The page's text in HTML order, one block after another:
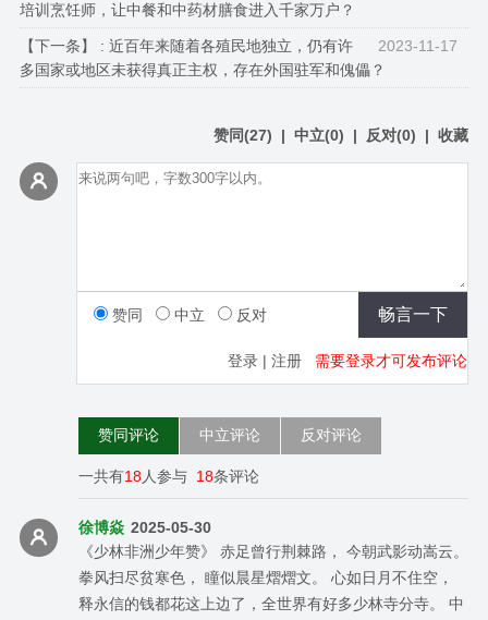
培训烹饪师，让中餐和中药材膳食进入千家万户？
【下一条】 : 2023-11-17
近百年来随着各殖民地独立，仍有许
多国家或地区未获得真正主权，存在外国驻军和傀儡？
赞同(27) |中立(0) | 反对(0) |收藏
赞同 中立 反对
登录 |注册 需要登录才可发布评论
赞同评论 中立评论 反对评论
一共有18人参与 18条评论
徐博焱 2025-05-30
《少林非洲少年赞》 赤足曾行荆棘路， 今朝武影动嵩云。
拳风扫尽贫寒色， 瞳似晨星熠熠文。 心如日月不住空，
释永信的钱都花这上边了，全世界有好多少林寺分寺。 中